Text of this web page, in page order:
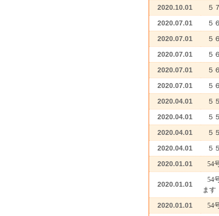
2020.10.01 ５
2020.07.01 ５
2020.07.01 ５
2020.07.01 ５
2020.07.01 ５
2020.07.01 ５
2020.04.01 ５
2020.04.01 ５
2020.04.01 ５
2020.04.01 ５
2020.01.01 54
2020.01.01
54
ます
2020.01.01 54